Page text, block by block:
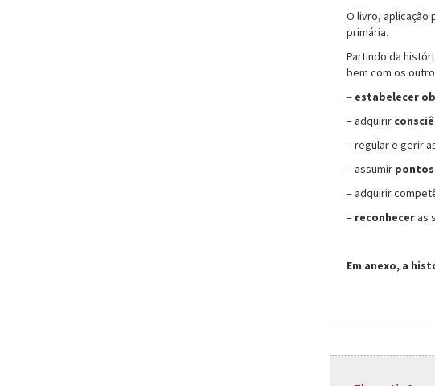
O livro, aplicação
primária.
Partindo da
bem com os
– estabelecer
– adquirir
– regular e gerir
– assumir
– adquirir
– reconheceras
Em anexo, a